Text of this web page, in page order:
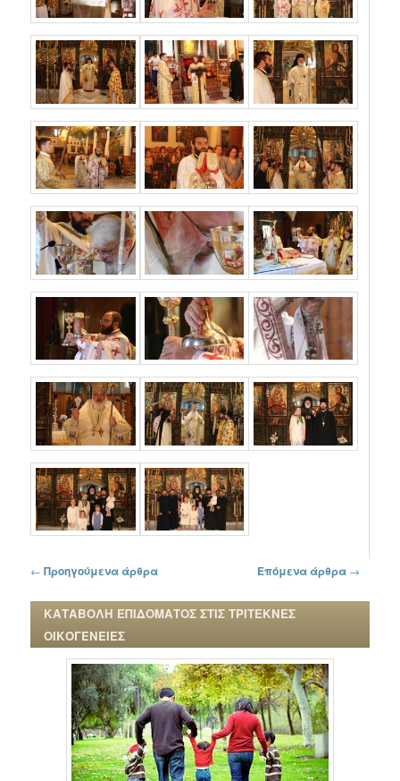
Πλοήγηση στα άρθρα
← Προηγούμενα άρθρα Επόμενα άρθρα →
ΚΑΤΑΒΟΛΗ ΕΠΙΔΟΜΑΤΟΣ ΣΤΙΣ ΤΡΙΤΕΚΝΕΣ
ΟΙΚΟΓΕΝΕΙΕΣ